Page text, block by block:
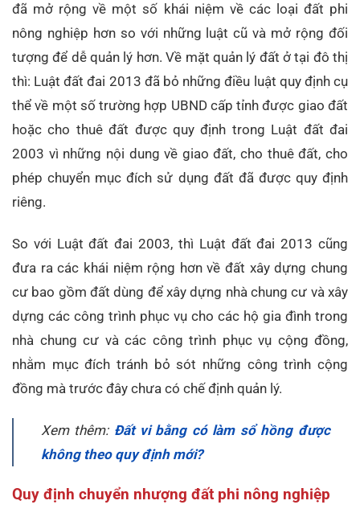
đã mở rộng về một số khái niệm về các loại đất phi
nông nghiệp hơn so với những luật cũ và mở rộng đối
tượng để dễ quản lý hơn. Về mặt quản lý đất ở tại đô thị
thì: Luật đất đai 2013 đã bỏ những điều luật quy định cụ
thể về một số trường hợp UBND cấp tỉnh được giao đất
hoặc cho thuê đất được quy định trong Luật đất đai
2003 vì những nội dung về giao đất, cho thuê đất, cho
phép chuyển mục đích sử dụng đất đã được quy định
riêng.
So với Luật đất đai 2003, thì Luật đất đai 2013 cũng
đưa ra các khái niệm rộng hơn về đất xây dựng chung
cư bao gồm đất dùng để xây dựng nhà chung cư và xây
dựng các công trình phục vụ cho các hộ gia đình trong
nhà chung cư và các công trình phục vụ cộng đồng,
nhằm mục đích tránh bỏ sót những công trình cộng
đồng mà trước đây chưa có chế định quản lý.
Xem thêm: Đất vi bằng có làm sổ hồng được
không theo quy định mới?
Quy định chuyển nhượng đất phi nông nghiệp